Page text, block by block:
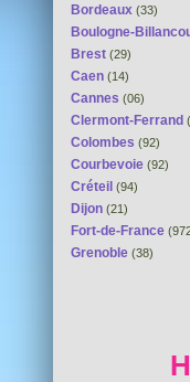
Bordeaux (33)
Boulogne-
Brest (29)
Caen (14)
Cannes (06)
Clermont-Ferrand
Colombes (92)
Courbevoie (92)
Créteil (94)
Dijon (21)
Fort-de-France
Grenoble (38)